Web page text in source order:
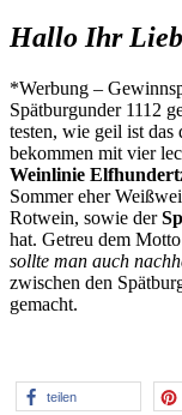
Hallo Ihr
*Werbung –
Spätburgunder 1112
testen, wie geil ist
bekommen mit vier
Weinlinie
Sommer eher
Rotwein, sowie der
hat. Getreu dem Motto
sollte man auch
zwischen den
gemacht.
teilen